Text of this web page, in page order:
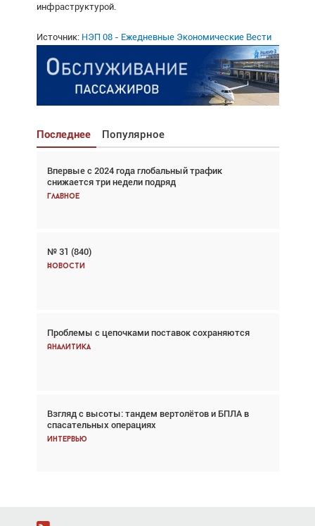
инфраструктурой.
Источник: НЭП 08 - Ежедневные Экономические Вести
Последнее Популярное
Впервые с 2024 года глобальный трафик
снижается три недели подряд
Главное
№ 31 (840)
Новости
Проблемы с цепочками поставок сохраняются
Аналитика
Взгляд с высоты: тандем вертолётов и БПЛА в
спасательных операциях
Интервью
Взгляд с высоты: тандем вертолётов и БПЛА в
спасательных операциях
Главное
Авиационный фотограф Дэйв Кох: «Фотография
говорит сама за себя... а ИИ всё портит»
Впервые с 2024 года глобальный трафик
снижается три недели подряд
Частный самолёт – это актив. Подходите к
покупке соответствующим образом
Интервью